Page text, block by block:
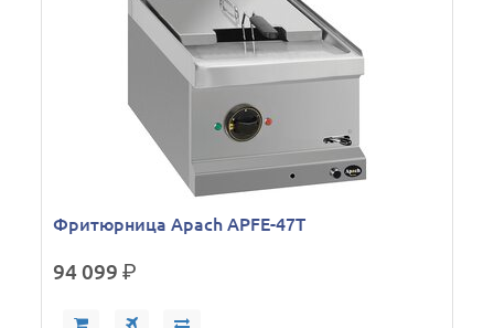
Фритюрница Apach APFE-47T
94 099р.